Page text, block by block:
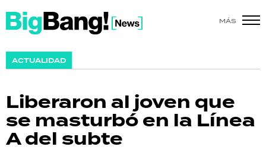
MÁS
ACTUALIDAD
Liberaron al joven que
se masturbó en la Línea
A del subte
SHOW
ACTUALIDAD
POLICIALES